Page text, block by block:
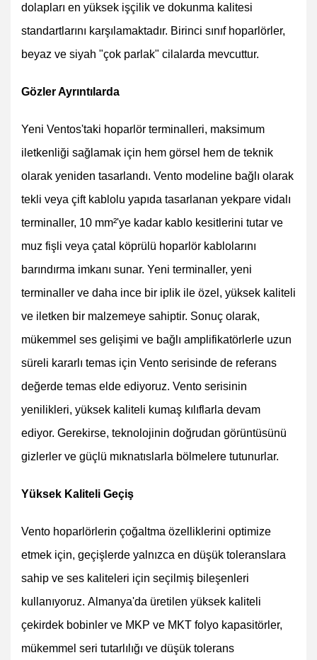
dolapları en yüksek işçilik ve dokunma kalitesi
standartlarını karşılamaktadır. Birinci sınıf hoparlörler,
beyaz ve siyah "çok parlak" cilalarda mevcuttur.
Gözler Ayrıntılarda
Yeni Ventos'taki hoparlör terminalleri, maksimum
iletkenliği sağlamak için hem görsel hem de teknik
olarak yeniden tasarlandı. Vento modeline bağlı olarak
tekli veya çift kablolu yapıda tasarlanan yekpare vidalı
terminaller, 10 mm²'ye kadar kablo kesitlerini tutar ve
muz fişli veya çatal köprülü hoparlör kablolarını
barındırma imkanı sunar. Yeni terminaller, yeni
terminaller ve daha ince bir iplik ile özel, yüksek kaliteli
ve iletken bir malzemeye sahiptir. Sonuç olarak,
mükemmel ses gelişimi ve bağlı amplifikatörlerle uzun
süreli kararlı temas için Vento serisinde de referans
değerde temas elde ediyoruz. Vento serisinin
yenilikleri, yüksek kaliteli kumaş kılıflarla devam
ediyor. Gerekirse, teknolojinin doğrudan görüntüsünü
gizlerler ve güçlü mıknatıslarla bölmelere tutunurlar.
Yüksek Kaliteli Geçiş
Vento hoparlörlerin çoğaltma özelliklerini optimize
etmek için, geçişlerde yalnızca en düşük toleranslara
sahip ve ses kaliteleri için seçilmiş bileşenleri
kullanıyoruz. Almanya'da üretilen yüksek kaliteli
çekirdek bobinler ve MKP ve MKT folyo kapasitörler,
mükemmel seri tutarlılığı ve düşük tolerans